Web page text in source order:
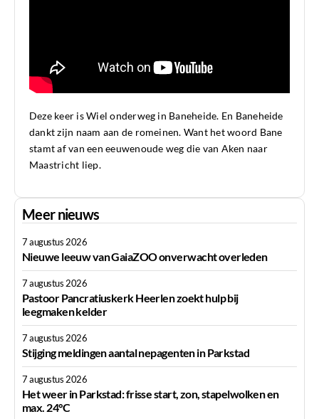
Deze keer is Wiel onderweg in Baneheide. En Baneheide
dankt zijn naam aan de romeinen. Want het woord Bane
stamt af van een eeuwenoude weg die van Aken naar
Maastricht liep.
Meer nieuws
7 augustus 2026
Nieuwe leeuw van GaiaZOO onverwacht overleden
7 augustus 2026
Pastoor Pancratiuskerk Heerlen zoekt hulp bij
leegmaken kelder
7 augustus 2026
Stijging meldingen aantal nepagenten in Parkstad
7 augustus 2026
Het weer in Parkstad: frisse start, zon, stapelwolken en
max. 24°C